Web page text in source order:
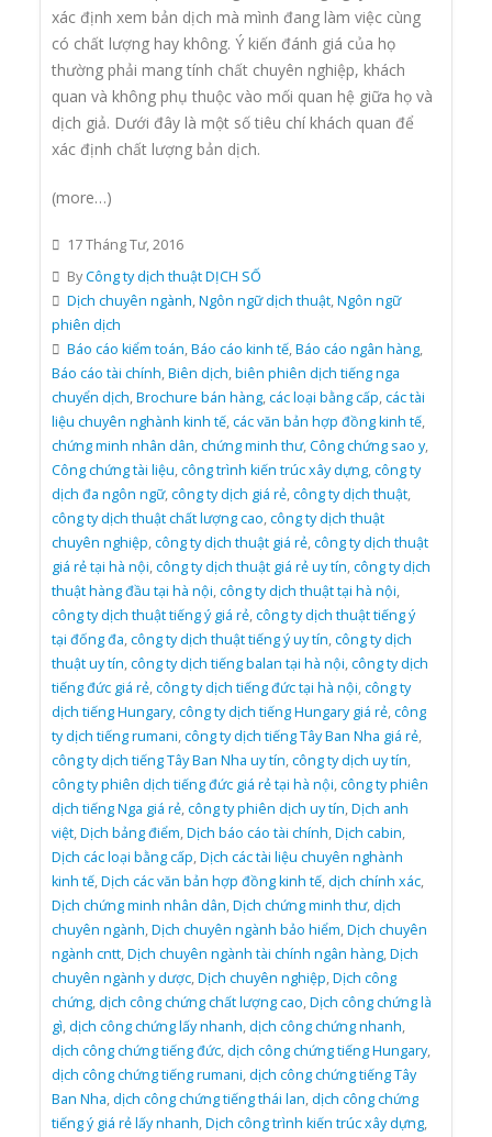
xác định xem bản dịch mà mình đang làm việc cùng
có chất lượng hay không. Ý kiến đánh giá của họ
thường phải mang tính chất chuyên nghiệp, khách
quan và không phụ thuộc vào mối quan hệ giữa họ và
dịch giả. Dưới đây là một số tiêu chí khách quan để
xác định chất lượng bản dịch.
(more…)
17 Tháng Tư, 2016
ByCông ty dịch thuật DỊCH SỐ
Dịch chuyên ngành,Ngôn ngữ dịch thuật,Ngôn ngữ
phiên dịch
Báo cáo kiểm toán,Báo cáo kinh tế,Báo cáo ngân hàng,
Báo cáo tài chính,Biên dịch,biên phiên dịch tiếng nga
chuyển dịch,Brochure bán hàng,các loại bằng cấp,các tài
liệu chuyên nghành kinh tế,các văn bản hợp đồng kinh tế,
chứng minh nhân dân,chứng minh thư,Công chứng sao y,
Công chứng tài liệu,công trình kiến trúc xây dựng,công ty
dịch đa ngôn ngữ,công ty dịch giá rẻ,công ty dịch thuật,
công ty dịch thuật chất lượng cao,công ty dịch thuật
chuyên nghiệp,công ty dịch thuật giá rẻ,công ty dịch thuật
giá rẻ tại hà nội,công ty dịch thuật giá rẻ uy tín,công ty dịch
thuật hàng đầu tại hà nội,công ty dịch thuật tại hà nội,
công ty dịch thuật tiếng ý giá rẻ,công ty dịch thuật tiếng ý
tại đống đa,công ty dịch thuật tiếng ý uy tín,công ty dịch
thuật uy tín,công ty dịch tiếng balan tại hà nội,công ty dịch
tiếng đức giá rẻ,công ty dịch tiếng đức tại hà nội,công ty
dịch tiếng Hungary,công ty dịch tiếng Hungary giá rẻ,công
ty dịch tiếng rumani,công ty dịch tiếng Tây Ban Nha giá rẻ,
công ty dịch tiếng Tây Ban Nha uy tín,công ty dịch uy tín,
công ty phiên dịch tiếng đức giá rẻ tại hà nội,công ty phiên
dịch tiếng Nga giá rẻ,công ty phiên dịch uy tín,Dịch anh
việt,Dịch bảng điểm,Dịch báo cáo tài chính,Dịch cabin,
Dịch các loại bằng cấp,Dịch các tài liệu chuyên nghành
kinh tế,Dịch các văn bản hợp đồng kinh tế,dịch chính xác,
Dịch chứng minh nhân dân,Dịch chứng minh thư,dịch
chuyên ngành,Dịch chuyên ngành bảo hiểm,Dịch chuyên
ngành cntt,Dịch chuyên ngành tài chính ngân hàng,Dịch
chuyên ngành y dược,Dịch chuyên nghiệp,Dịch công
chứng,dịch công chứng chất lượng cao,Dịch công chứng là
gì,dịch công chứng lấy nhanh,dịch công chứng nhanh,
dịch công chứng tiếng đức,dịch công chứng tiếng Hungary,
dịch công chứng tiếng rumani,dịch công chứng tiếng Tây
Ban Nha,dịch công chứng tiếng thái lan,dịch công chứng
tiếng ý giá rẻ lấy nhanh,Dịch công trình kiến trúc xây dựng,